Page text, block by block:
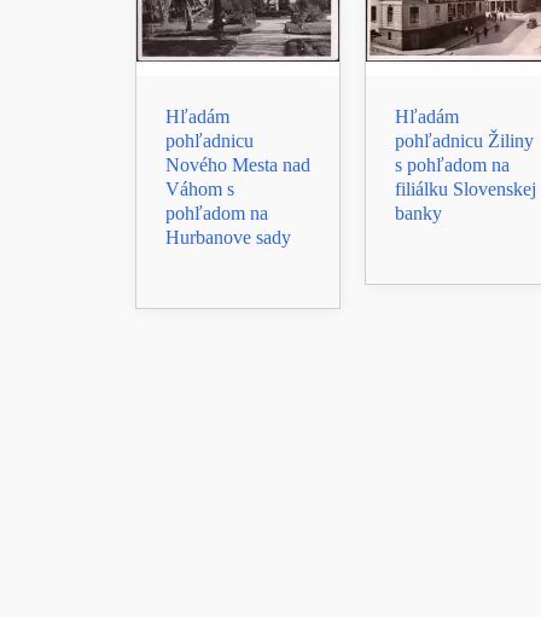
Hľadám
pohľadnicu
Nového Mesta nad
Váhom s
pohľadom na
Hurbanove sady
Hľadám
pohľadnicu Žiliny
s pohľadom na
filiálku Slovenskej
banky